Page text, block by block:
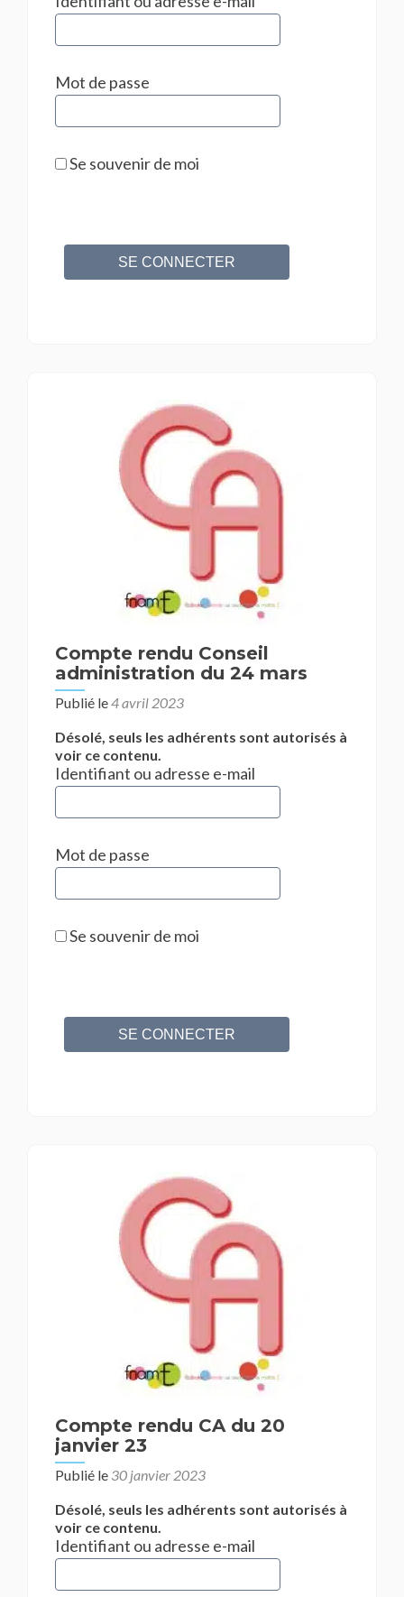
Mot de passe
Se souvenir de moi
Compte rendu Conseil
administration du 24 mars
Publié le4 avril 2023
Désolé, seuls les adhérents sont autorisés à
voir ce contenu.
Identifiant ou adresse e-mail
Mot de passe
Se souvenir de moi
Compte rendu CA du 20
janvier 23
Publié le 30 janvier 2023
Désolé, seuls les adhérents sont autorisés à
voir ce contenu.
Identifiant ou adresse e-mail